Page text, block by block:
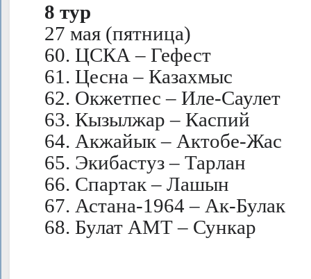
8 тур
27 мая (пятница)
60. ЦСКА – Гефест
61. Цесна – Казахмыс
62. Окжетпес – Иле-Саулет
63. Кызылжар – Каспий
64. Акжайык – Актобе-Жас
65. Экибастуз – Тарлан
66. Спартак – Лашын
67. Астана-1964 – Ак-Булак
68. Булат АМТ – Сункар